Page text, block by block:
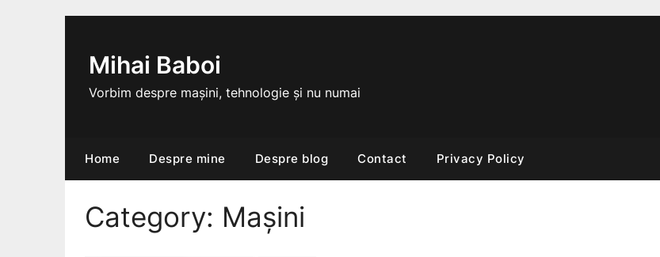
Mihai Baboi
Vorbim despre mașini, tehnologie și nu numai
Home Despre mine Despre blog Contact Privacy Policy
Category: Mașini